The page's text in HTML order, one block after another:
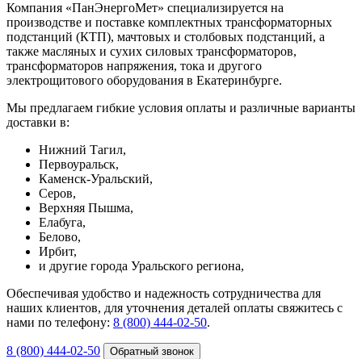
Компания «ПанЭнергоМет» специализируется на
производстве и поставке комплектных трансформаторных
подстанций (КТП), мачтовых и столбовых подстанций, а
также масляных и сухих силовых трансформаторов,
трансформаторов напряжения, тока и другого
электрощитового оборудования в Екатеринбурге.
Мы предлагаем гибкие условия оплаты и различные варианты
доставки в:
Нижний Тагил,
Первоуральск,
Каменск-Уральский,
Серов,
Верхняя Пышма,
Елабуга,
Белово,
Ирбит,
и другие города Уральского региона,
Обеспечивая удобство и надежность сотрудничества для
наших клиентов, для уточнения деталей оплаты свяжитесь с
нами по телефону: 8 (800) 444-02-50.
8 (800) 444-02-50